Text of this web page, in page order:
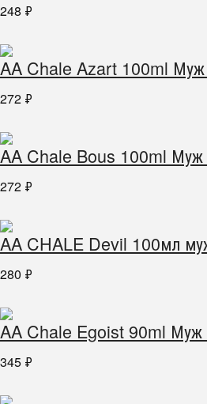
248 ₽
AA Chale Azart 100ml
272 ₽
AA Chale Bous 100ml
272 ₽
AA CHALE Devil 100мл
280 ₽
AA Chale Egoist 90ml Муж
345 ₽